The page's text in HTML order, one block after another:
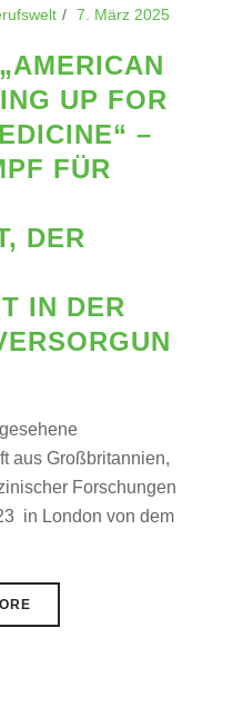
7. März 2025
UP FOR
–
FÜR
DER
IN DER
aus Großbritannien,
Forschungen
in London von dem